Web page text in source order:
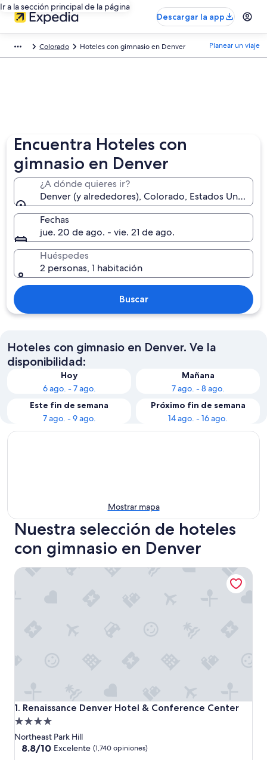
Ir a la sección principal de la página
Descargar la app
Colorado Hoteles con gimnasio en Denver Planear un viaje
Encuentra Hoteles con
gimnasio en Denver
¿A dónde quieres ir?
Denver (y alrededores), Colorado, Estados Unidos
Fechas
jue. 20 de ago. - vie. 21 de ago.
Huéspedes
2 personas, 1 habitación
Buscar
Hoteles con gimnasio en Denver. Ve la
disponibilidad:
Hoy
6 ago. - 7 ago.
Mañana
7 ago. - 8 ago.
Este fin de semana
7 ago. - 9 ago.
Próximo fin de semana
14 ago. - 16 ago.
Mostrar mapa
Nuestra selección de hoteles
con gimnasio en Denver
1. Renaissance Denver Hotel & Conference Center
Renaissance Denver Hotel & Conference Center
Propiedad
de
4.0
Northeast Park Hill
8.8
8.8/10 Excelente (1,740 opiniones)
Renaissance Denver Hotel & Conference Center